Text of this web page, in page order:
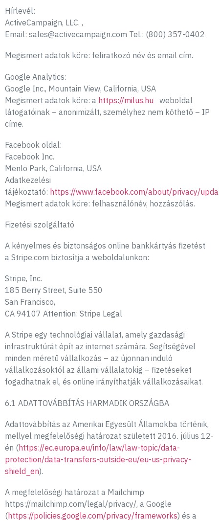
Hírlevél:
ActiveCampaign, LLC. ,
Email: sales@activecampaign.com Tel.: (800) 357-0402
Megismert adatok köre: feliratkozó név és email cím.
Google Analytics:
Google Inc., Mountain View, California, USA
Megismert adatok köre: a https://milus.hu
weboldal
látogatóinak – anonimizált, személyhez nem köthető – IP
címe.
Facebook oldal:
Facebook Inc.
Menlo Park, California, USA
Adatkezelési
tájékoztató: https://www.facebook.com/about/privacy/
Megismert adatok köre: felhasználónév, hozzászólás.
Fizetési szolgáltató
A kényelmes és biztonságos online bankkártyás fizetést
a Stripe.com biztosítja a weboldalunkon:
Stripe, Inc.
185 Berry Street, Suite 550
San Francisco,
CA 94107 Attention: Stripe Legal
A Stripe egy technológiai vállalat, amely gazdasági
infrastruktúrát épít az internet számára. Segítségével
minden méretű vállalkozás – az újonnan induló
vállalkozásoktól az állami vállalatokig – fizetéseket
fogadhatnak el, és online irányíthatják vállalkozásaikat.
6.1 ADATTOVÁBBÍTÁS HARMADIK ORSZÁGBA
Adattovábbítás az Amerikai Egyesült Államokba történik,
mellyel megfelelőségi határozat született 2016. július 12-
én (https://ec.europa.eu/info/law/law-topic/data-
protection/data-transfers-outside-eu/eu-us-privacy-
shield_en).
A megfelelőségi határozat a Mailchimp
https://mailchimp.com/legal/privacy/, a Google
(https://policies.google.com/privacy/frameworks) és a